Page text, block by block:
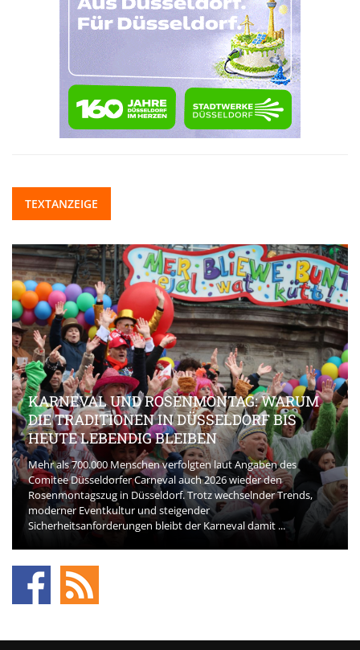
TEXTANZEIGE
KARNEVAL UND ROSENMONTAG: WARUM
DIE TRADITIONEN IN DÜSSELDORF BIS
HEUTE LEBENDIG BLEIBEN
Mehr als 700.000 Menschen verfolgten laut Angaben des
Comitee Düsseldorfer Carneval auch 2026 wieder den
Rosenmontagszug in Düsseldorf. Trotz wechselnder Trends,
moderner Eventkultur und steigender
Sicherheitsanforderungen bleibt der Karneval damit ...